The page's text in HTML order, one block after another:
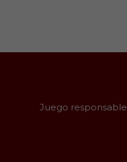
Juego responsable